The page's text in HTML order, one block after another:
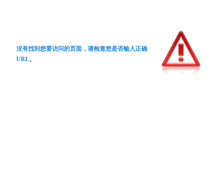
没有找到您要访问的页面，请检查您是否输入正确
URL。